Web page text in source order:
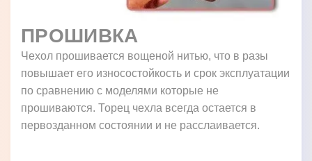
ПРОШИВКА
Чехол прошивается вощеной нитью, что в разы
повышает его износостойкость и срок эксплуатации
по сравнению с моделями которые не
прошиваются. Торец чехла всегда остается в
первозданном состоянии и не расслаивается.